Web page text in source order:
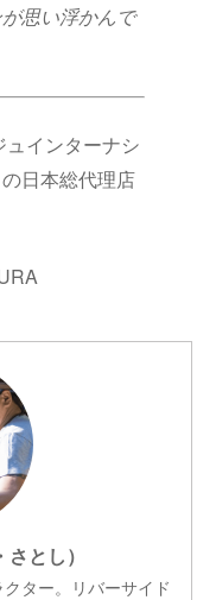
思い浮かんで
インターナシ
日本総代理店
とし）
ター。リバーサイド